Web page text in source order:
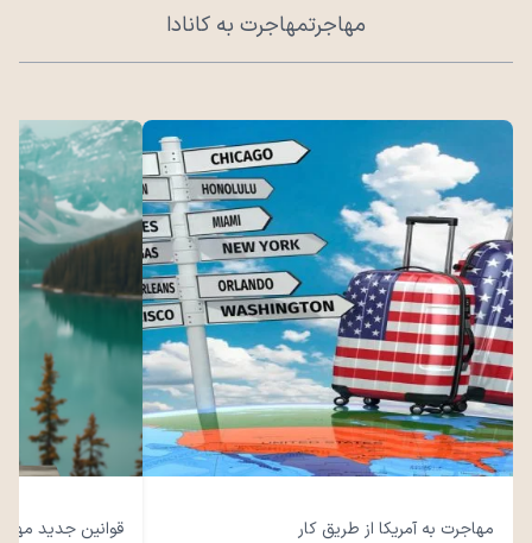
مهاجرتمهاجرت به کانادا
مهاجرت به آمریکا از طریق کار قوانین جدید